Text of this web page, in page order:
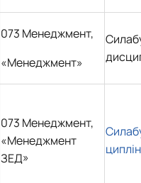
073 Менеджмент,
«Менеджмент»
073 Менеджмент,
«Менеджмент
ЗЕД»